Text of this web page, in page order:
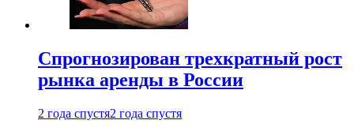
Спрогнозирован трехкратный рост
рынка аренды в России
2 года спустя2 года спустя